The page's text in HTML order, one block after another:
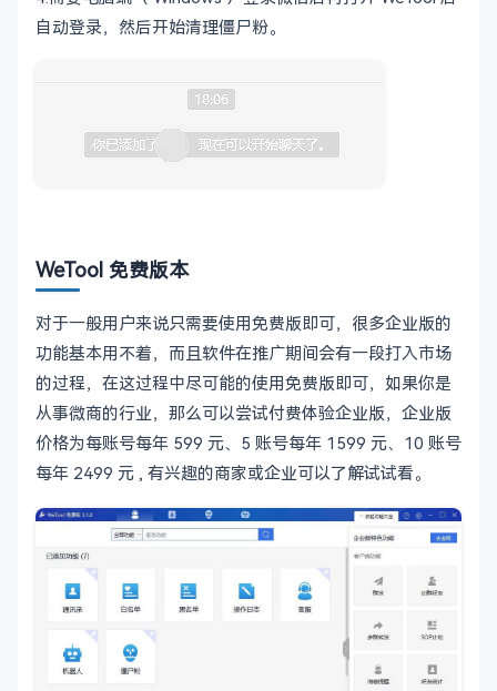
自动登录，然后开始清理僵尸粉。
WeTool 免费版本
对于一般用户来说只需要使用免费版即可，很多企业版的
功能基本用不着，而且软件在推广期间会有一段打入市场
的过程，在这过程中尽可能的使用免费版即可，如果你是
从事微商的行业，那么可以尝试付费体验企业版，企业版
价格为每账号每年 599 元、5 账号每年 1599 元、10 账号
每年 2499 元 , 有兴趣的商家或企业可以了解试试看。